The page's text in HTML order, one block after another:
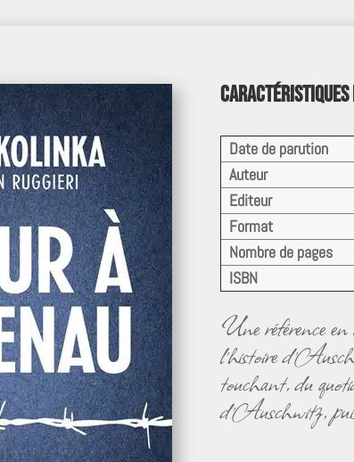
Date de parution
Auteur
Editeur
Format
Nombre de pages
ISBN
Une référence en
l’histoire
touchant, du
d’Auschwitz,